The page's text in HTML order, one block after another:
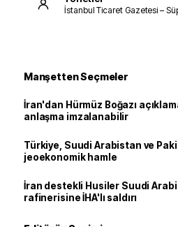
İstanbul Ticaret Gazetesi –
Manşetten Seçmeler
İran'dan Hürmüz Boğazı
anlaşma imzalanabilir
Türkiye, Suudi Arabistan ve
jeoekonomik hamle
İran destekli Husiler Suudi
rafinerisine İHA'lı saldırı